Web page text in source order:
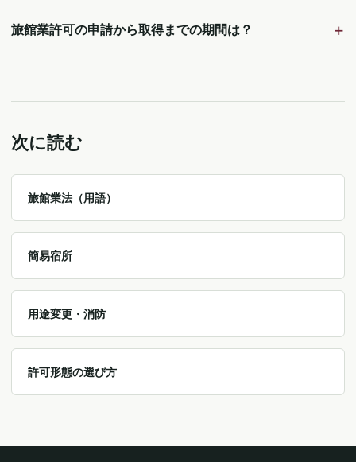
旅館業許可の申請から取得までの期間は？
次に読む
旅館業法（用語）
簡易宿所
用途変更・消防
許可形態の選び方